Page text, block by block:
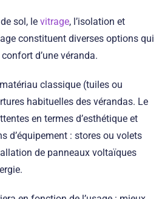
sol, le vitrage, l’isolation et
constituent diverses options qui
d’une véranda.
classique (tuiles ou
habituelles des vérandas. Le
en termes d’esthétique et
d’équipement : stores ou volets
de panneaux voltaïques